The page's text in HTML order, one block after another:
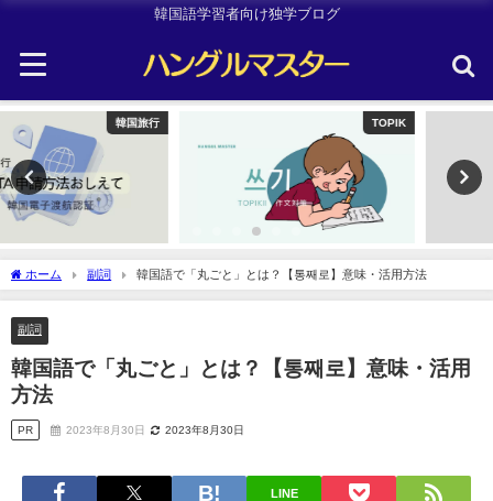
韓国語学習者向け独学ブログ
ホーム 副詞 韓国語で「丸ごと」とは？【통째로】意味・活用方法
副詞
韓国語で「丸ごと」とは？【통째로】意味・活用
方法
PR 2023年8月30日 2023年8月30日
LINE